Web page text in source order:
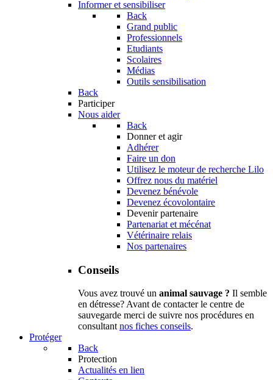
Informer et sensibiliser
Back
Grand public
Professionnels
Etudiants
Scolaires
Médias
Outils sensibilisation
Back
Participer
Nous aider
Back
Donner et agir
Adhérer
Faire un don
Utilisez le moteur de recherche Lilo
Offrez nous du matériel
Devenez bénévole
Devenez écovolontaire
Devenir partenaire
Partenariat et mécénat
Vétérinaire relais
Nos partenaires
Conseils
Vous avez trouvé un animal sauvage ? Il semble
en détresse? Avant de contacter le centre de
sauvegarde merci de suivre nos procédures en
consultantnos fiches conseils.
Protéger
Back
Protection
Actualités en lien